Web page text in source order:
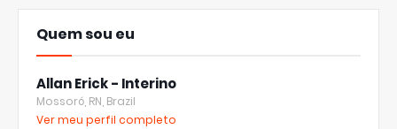
Quem sou eu
Allan Erick - Interino
Mossoró, RN, Brazil
Ver meu perfil completo